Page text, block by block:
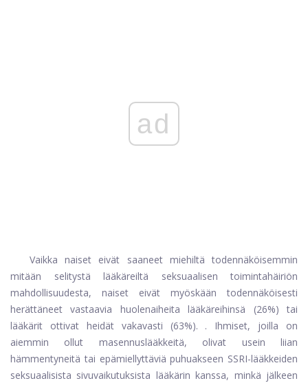
ad
Vaikka naiset eivät saaneet miehiltä todennäköisemmin
mitään selitystä lääkäreiltä seksuaalisen toimintahäiriön
mahdollisuudesta, naiset eivät myöskään todennäköisesti
herättäneet vastaavia huolenaiheita lääkäreihinsä (26%) tai
lääkärit ottivat heidät vakavasti (63%). . Ihmiset, joilla on
aiemmin ollut masennuslääkkeitä, olivat usein liian
hämmentyneitä tai epämiellyttäviä puhuakseen SSRI-lääkkeiden
seksuaalisista sivuvaikutuksista lääkärin kanssa, minkä jälkeen